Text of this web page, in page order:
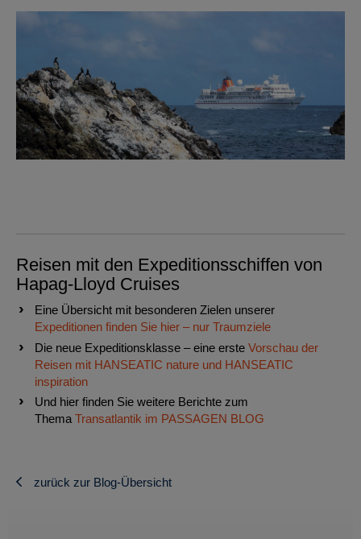
Reisen mit den Expeditionsschiffen von
Hapag-Lloyd Cruises
Eine Übersicht mit besonderen Zielen unserer
Expeditionen finden Sie hier – nur Traumziele
Die neue Expeditionsklasse – eine erste Vorschau der
Reisen mit HANSEATIC nature und HANSEATIC
inspiration
Und hier finden Sie weitere Berichte zum
Thema Transatlantik im PASSAGEN BLOG
zurück zur Blog-Übersicht